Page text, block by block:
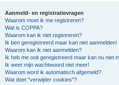
Aanmeld- en registratievragen
Waarom moet ik me registreren?
Wat is COPPA?
Waarom kan ik niet registreren?
Ik ben geregistreerd maar kan niet aanmelden!
Waarom kan ik niet aanmelden?
Ik heb me ooit geregistreerd maar kan nu niet
Ik weet mijn wachtwoord niet meer!
Waarom word ik automatisch afgemeld?
Wat doet "verwijder cookies"?